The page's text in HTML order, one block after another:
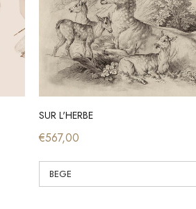
SUR L'HERBE
€567,00